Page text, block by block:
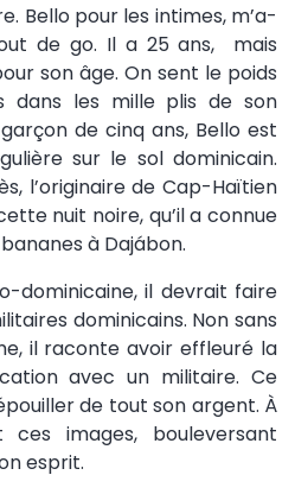
Bello pour les intimes, m’a-
de go. Il a 25 ans, mais
son âge. On sent le poids
dans les mille plis de son
de cinq ans, Bello est
sur le sol dominicain.
l’originaire de Cap-Haïtien
nuit noire, qu’il a connue
à Dajábon.
dominicaine, il devrait faire
dominicains. Non sans
il raconte avoir effleuré la
avec un militaire. Ce
de tout son argent. À
ces images, bouleversant
esprit.